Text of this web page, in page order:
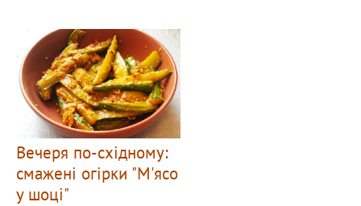
Вечеря по-східному:
смажені огірки "М'ясо
у шоці"